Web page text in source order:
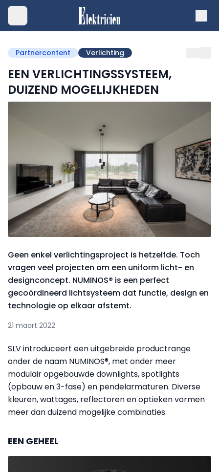
Partnercontent Verlichting
EEN VERLICHTINGSSYSTEEM,
DUIZEND MOGELIJKHEDEN
Geen enkel verlichtingsproject is hetzelfde. Toch
vragen veel projecten om een uniform licht- en
designconcept. NUMINOS® is een perfect
gecoördineerd lichtsysteem dat functie, design en
technologie op elkaar afstemt.
21 maart 2022
SLV introduceert een uitgebreide productrange
onder de naam NUMINOS®, met onder meer
modulair opgebouwde downlights, spotlights
(opbouw en 3-fase) en pendelarmaturen. Diverse
kleuren, wattages, reflectoren en optieken vormen
meer dan duizend mogelijke combinaties.
EEN GEHEEL